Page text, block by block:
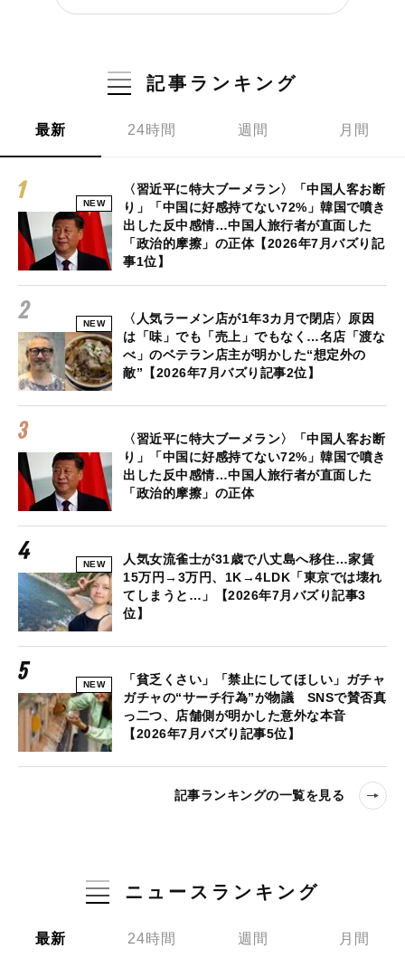
記事ランキング
最新 24時間 週間 月間
NEW
〈習近平に特大ブーメラン〉「中国人客お断
り」「中国に好感持てない72%」韓国で噴き
出した反中感情…中国人旅行者が直面した
「政治的摩擦」の正体【2026年7月バズり記
事1位】
NEW
〈人気ラーメン店が1年3カ月で閉店〉原因
は「味」でも「売上」でもなく…名店「渡な
べ」のベテラン店主が明かした“想定外の
敵”【2026年7月バズり記事2位】
〈習近平に特大ブーメラン〉「中国人客お断
り」「中国に好感持てない72%」韓国で噴き
出した反中感情…中国人旅行者が直面した
「政治的摩擦」の正体
NEW
人気女流雀士が31歳で八丈島へ移住…家賃
15万円→3万円、1K→4LDK「東京では壊れ
てしまうと…」【2026年7月バズり記事3
位】
NEW
「貧乏くさい」「禁止にしてほしい」ガチャ
ガチャの“サーチ行為”が物議 SNSで賛否真
っ二つ、店舗側が明かした意外な本音
【2026年7月バズり記事5位】
記事ランキングの一覧を見る
ニュースランキング
最新 24時間 週間 月間